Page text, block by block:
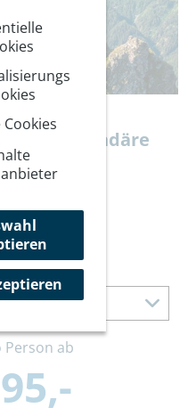
- die legendäre
Person ab